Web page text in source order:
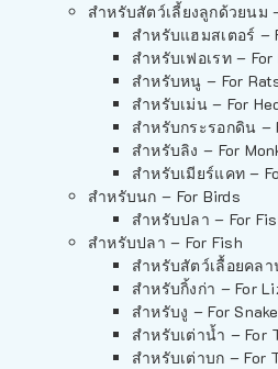
สำหรับสัตว์เลี้ยงลูกด้วยนม
สำหรับแฮมสเตอร์ –
สำหรับเฟอเรท – For
สำหรับหนู – For
สำหรับเม่น – For
สำหรับกระรอกดิน –
สำหรับลิง – For
สำหรับเมียร์แคท –
สำหรับนก – For Birds
สำหรับปลา – For
สำหรับปลา – For Fish
สำหรับสัตว์เลื้อยคล
สำหรับกิ้งก่า – For
สำหรับงู – For
สำหรับเต่าน้ำ – For
สำหรับเต่าบก – For